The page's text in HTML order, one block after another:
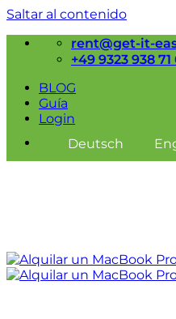
Saltar al contenido
rent@get-it-
+49 9323 938 71
BLOG
Guía
Login
Deutsch